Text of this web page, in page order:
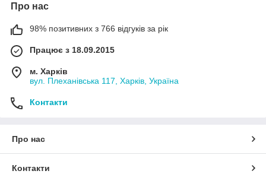
Про нас
98% позитивних з 766 відгуків за рік
Працює з 18.09.2015
м. Харків
вул. Плеханівська 117, Харків, Україна
Контакти
Про нас
Контакти